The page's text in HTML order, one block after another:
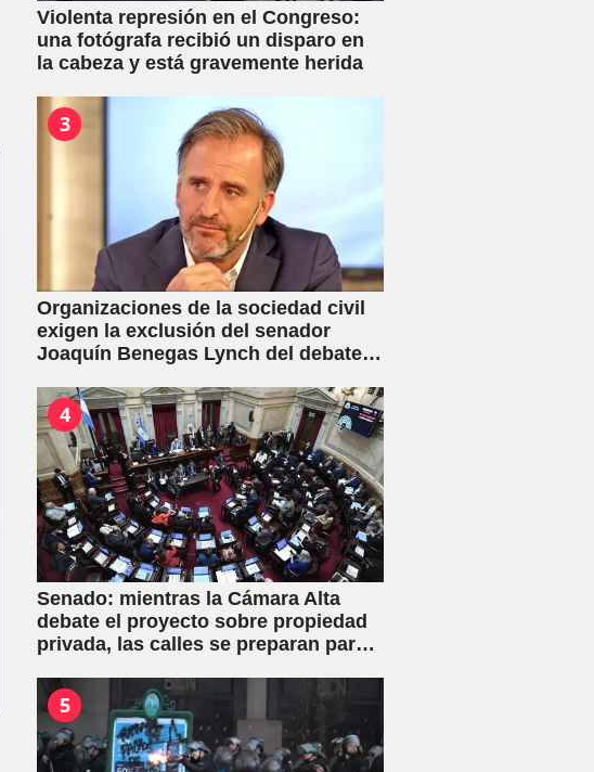
Violenta represión en el Congreso:
una fotógrafa recibió un disparo en
la cabeza y está gravemente herida
3
Organizaciones de la sociedad civil
exigen la exclusión del senador
Joaquín Benegas Lynch del debate
por conflicto de intereses
4
Senado: mientras la Cámara Alta
debate el proyecto sobre propiedad
privada, las calles se preparan para
5